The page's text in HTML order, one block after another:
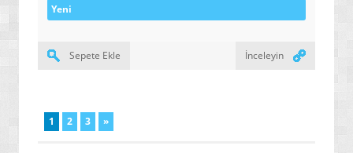
Yeni
Sepete Ekle İnceleyin
1 2 3 »